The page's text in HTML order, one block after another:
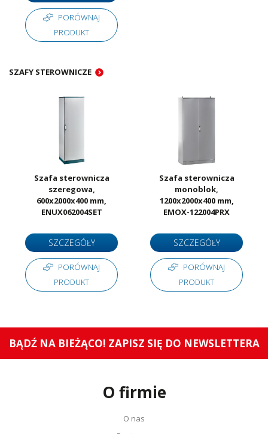
PORÓWNAJ
PRODUKT
SZAFY STEROWNICZE
Szafa sterownicza
szeregowa,
600x2000x400 mm,
ENUX062004SET
SZCZEGÓŁY
PORÓWNAJ
PRODUKT
Szafa sterownicza
monoblok,
1200x2000x400 mm,
EMOX-122004PRX
SZCZEGÓŁY
PORÓWNAJ
PRODUKT
BĄDŹ NA BIEŻĄCO! ZAPISZ SIĘ DO NEWSLETTERA
O firmie
O nas